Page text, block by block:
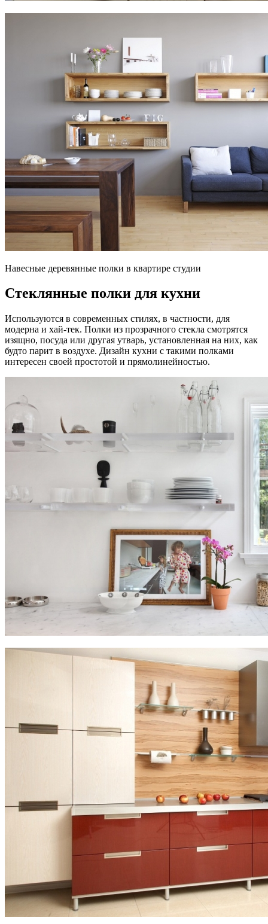
Навесные деревянные полки в квартире студии
Стеклянные полки для кухни
Используются в современных стилях, в частности, для
модерна и хай-тек. Полки из прозрачного стекла смотрятся
изящно, посуда или другая утварь, установленная на них, как
будто парит в воздухе. Дизайн кухни с такими полками
интересен своей простотой и прямолинейностью.